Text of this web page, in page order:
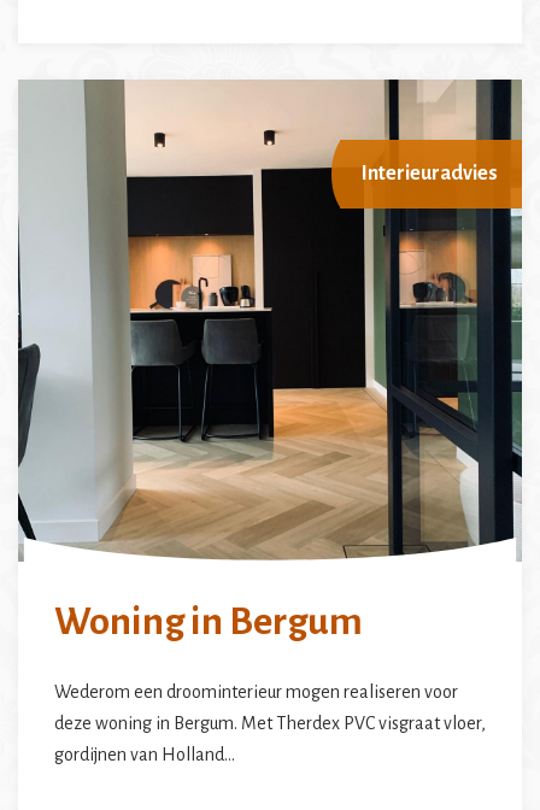
Interieuradvies
Woning in Bergum
Wederom een droominterieur mogen realiseren voor
deze woning in Bergum. Met Therdex PVC visgraat vloer,
gordijnen van Holland…